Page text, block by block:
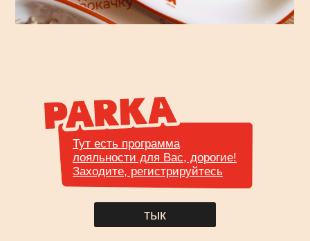
PARKA POOL ROOM — это стиль, азарт
и безупречные коктейли. Здесь собираются свои,
чтобы отточить мастерство игры на бильярде,